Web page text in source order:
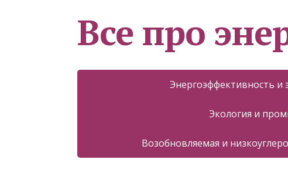
Все про
Энергоэффективность и
Экология и
Возобновляемая и